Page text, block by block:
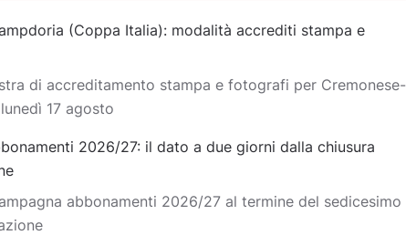
(Coppa Italia): modalità accrediti stampa e
di accreditamento stampa e fotografi per Cremonese-
17 agosto
2026/27: il dato a due giorni dalla chiusura
abbonamenti 2026/27 al termine del sedicesimo